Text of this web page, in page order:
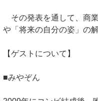
その発表を通して、商
や「将来の自分の姿」の
【ゲストについて】
■みやぞん